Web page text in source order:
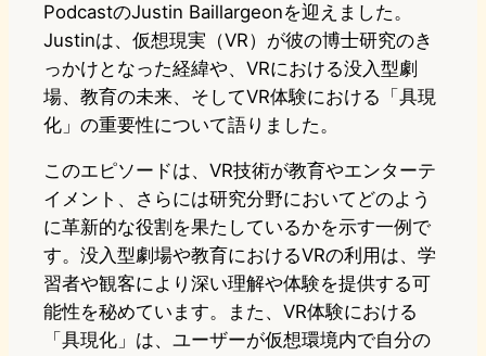
PodcastのJustin Baillargeonを迎えました。
Justinは、仮想現実（VR）が彼の博士研究のき
っかけとなった経緯や、VRにおける没入型劇
場、教育の未来、そしてVR体験における「具現
化」の重要性について語りました。
このエピソードは、VR技術が教育やエンターテ
イメント、さらには研究分野においてどのよう
に革新的な役割を果たしているかを示す一例で
す。没入型劇場や教育におけるVRの利用は、学
習者や観客により深い理解や体験を提供する可
能性を秘めています。また、VR体験における
「具現化」は、ユーザーが仮想環境内で自分の